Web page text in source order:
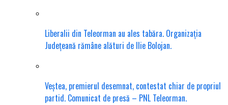
Liberalii din Teleorman au ales tabăra. Organizația
Județeană rămâne alături de Ilie Bolojan.
Veștea, premierul desemnat, contestat chiar de propriul
partid. Comunicat de presă – PNL Teleorman.